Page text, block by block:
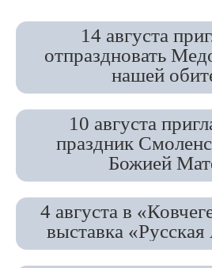
14 августа
отпраздновать
нашей
10 августа
праздник
Божией
4 августа в
выставка «Русская